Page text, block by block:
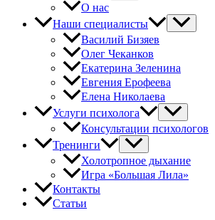
О нас
Наши специалисты
Василий Бизяев
Олег Чеканков
Екатерина Зеленина
Евгения Ерофеева
Елена Николаева
Услуги психолога
Консультации психологов
Тренинги
Холотропное дыхание
Игра «Большая Лила»
Контакты
Статьи